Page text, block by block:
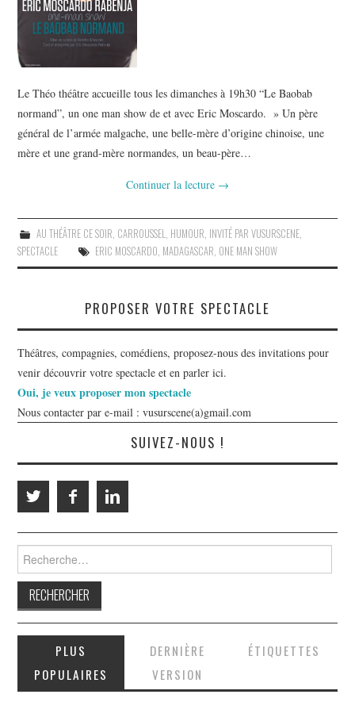
Le Théo théâtre accueille tous les dimanches à 19h30 “Le Baobab
normand”, un one man show de et avec Eric Moscardo. » Un père
général de l’armée malgache, une belle-mère d’origine chinoise, une
mère et une grand-mère normandes, un beau-père…
Continuer la lecture →
AU THÉÂTRE CE SOIR, CARROUSSEL, HUMOUR, INVITÉ PAR VUSURSCENE,
SPECTACLE
ERIC MOSCARDO, MADAGASCAR, ONE MAN SHOW
PROPOSER VOTRE SPECTACLE
Théâtres, compagnies, comédiens, proposez-nous des invitations pour
venir découvrir votre spectacle et en parler ici.
Oui, je veux proposer mon spectacle
Nous contacter par e-mail : vusurscene(a)gmail.com
SUIVEZ-NOUS !
Rechercher :
PLUS
POPULAIRES
DERNIÈRE
VERSION
ÉTIQUETTES